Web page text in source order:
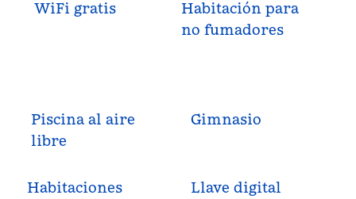
WiFi gratis
Habitación para
no fumadores
Piscina al aire
libre
Gimnasio
Habitaciones
Llave digital